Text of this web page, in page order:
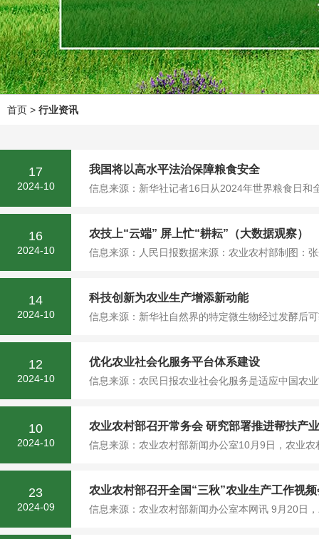
首页 > 行业资讯
我国将以高水平法治保障粮食安全
信息来源：新华社记者16日从2024年世界粮食日
17
2024-10
农技上“云端” 屏上忙“耕耘”（大数据观察）
信息来源：人民日报数据来源：农业农村部制图：
16
2024-10
科技创新为农业生产增添新动能
信息来源：新华社自然界的特定微生物经过发酵后
14
2024-10
优化农业社会化服务平台体系建设
信息来源：农民日报农业社会化服务是适应中国农
12
2024-10
农业农村部召开常务会 研究部署推进帮扶产
信息来源：农业农村部新闻办公室10月9日，农业
10
2024-10
农业农村部召开全国“三秋”农业生产工作视
信息来源：农业农村部新闻办公室本网讯 9月20日
23
2024-09